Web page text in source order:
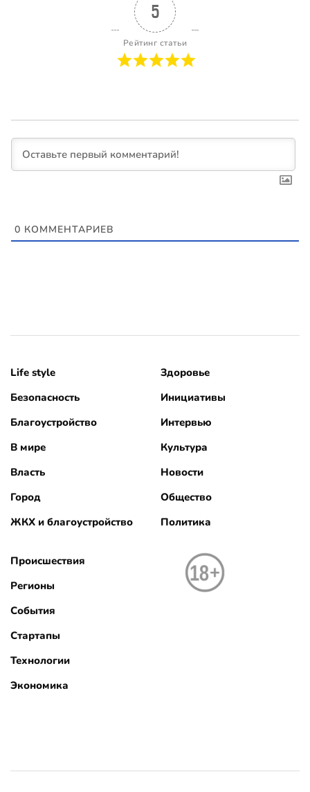
5
Рейтинг статьи
0 КОММЕНТАРИЕВ
Life style
Безопасность
Благоустройство
В мире
Власть
Город
ЖКХ и благоустройство
Здоровье
Инициативы
Интервью
Культура
Новости
Общество
Политика
Происшествия
Регионы
События
Стартапы
Технологии
Экономика